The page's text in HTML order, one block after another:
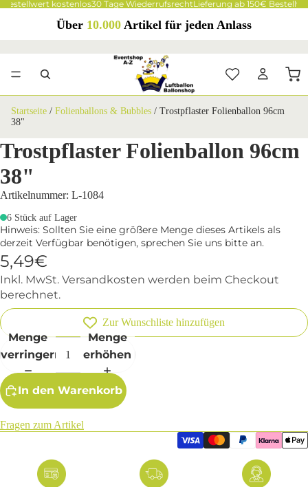
kostenlos30 Tage WiederrufsrechtLieferung ab 150€
Über 10.000 Artikel für jeden Anlass
Startseite / Folienballons & Bubbles / Trostpflaster Folienballon 96cm
38"
Trostpflaster Folienballon 96cm
38"
Artikelnummer: L-1084
6 Stück auf Lager
Hinweis: Sollten Sie eine größere Menge dieses Artikels als
derzeit Verfügbar benötigen, sprechen Sie uns bitte an.
5,49€
Inkl. MwSt. Versandkosten werden beim Checkout
berechnet.
Zur Wunschliste hinzufügen
Menge
verringern
Menge
erhöhen
In den Warenkorb
Fragen zum Artikel